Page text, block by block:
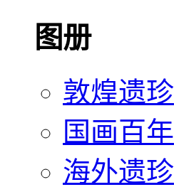
图册
敦煌遗珍
国画百年
海外遗珍